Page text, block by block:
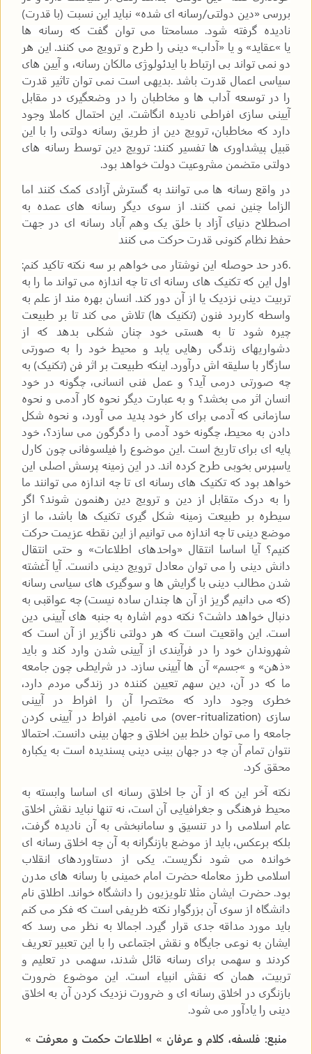
بررسی «دین دولتی/رسانه ای شده» نباید این نسبت (با قدرت)
نادیده گرفته شود. مسامحتا می توان گفت که رسانه ها
یا «عقاید» و یا «آداب» دینی را طرح و ترویج می کنند. این هر
دو نمی تواند بی ارتباط با ایدئولوژی مالکان رسانه، و آیین های
سیاسی اعمال قدرت باشد .بدیهی است نمی توان تاثیر قدرت
را در توسعه آداب ها و مخاطبان را در وضعگیری در مقابل
آیینی سازی افراطی نادیده انگاشت. این احتمال کاملا وجود
دارد که مخاطبان، ترویج دین از طریق رسانه دولتی را با این
قبیل پیشداوری ها تفسیر کنند: ترویج دین توسط رسانه های
دولتی متضمن مشروعیت دولت خواهد بود.
در واقع رسانه ها می توانند به گسترش آزادی کمک کنند اما
الزاما چنین نمی کنند. از سوی دیگر رسانه های عمده به
اصطلاح دنیای آزاد با خلق یک وهم آباد رسانه ای در جهت
حفظ نظام کنونی قدرت حرکت می کنند
6.در حد حوصله این نوشتار می خواهم بر سه نکته تاکید کنم:
اول این که تکنیک های رسانه ای تا چه اندازه می تواند ما را به
تربیت دینی نزدیک یا از آن دور کند. انسان بهره مند از علم به
واسطه کاربرد فنون (تکنیک ها) تلاش می کند تا بر طبیعت
چیره شود تا به هستی خود چنان شکلی بدهد که از
دشواریهای زندگی رهایی یابد و محیط خود را به صورتی
سازگار با سلیقه اش درآورد. اینکه طبیعت بر اثر فن (تکنیک) به
چه صورتی درمی آید؟ و عمل فنی انسانی، چگونه در خود
انسان اثر می بخشد؟ و به عبارت دیگر نحوه کار آدمی و نحوه
سازمانی که آدمی برای کار خود پدید می آورد، و نحوه شکل
دادن به محیط، چگونه خود آدمی را دگرگون می سازد؟، خود
پایه ای برای تاریخ است .این موضوع را فیلسوفانی چون کارل
یاسپرس بخوبی طرح کرده اند. در این زمینه پرسش اصلی این
خواهد بود که تکنیک های رسانه ای تا چه اندازه می توانند ما
را به درک متقابل از دین و ترویج دین رهنمون شوند؟ اگر
سیطره بر طبیعت زمینه شکل گیری تکنیک ها باشد، ما از
موضع دینی تا چه اندازه می توانیم از این نقطه عزیمت حرکت
کنیم؟ آیا اساسا انتقال «واحدهای اطلاعات» و حتی انتقال
دانش دینی را می توان معادل ترویج دینی دانست. آیا آغشته
شدن مطالب دینی با گرایش ها و سوگیری های سیاسی رسانه
(که می دانیم گریز از آن ها چندان ساده نیست) چه عواقبی به
دنبال خواهد داشت؟ نکته دوم اشاره به جنبه های آیینی دین
است. این واقعیت است که هر دولتی ناگزیر از آن است که
شهروندان خود را در فرآیندی از آیینی شدن وارد کند و باید
«ذهن» و «جسم» آن ها آیینی سازد. در شرایطی چون جامعه
ما که در آن، دین سهم تعیین کننده در زندگی مردم دارد،
خطری وجود دارد که مختصرا آن را افراط در آیینی
سازی (over-ritualization) می نامیم. افراط در آیینی کردن
جامعه را می توان خلط بین اخلاق و جهان بینی دانست. احتمالا
نتوان تمام آن چه در جهان بینی دینی پسندیده است به یکباره
محقق کرد.
نکته آخر این که از آن جا اخلاق رسانه ای اساسا وابسته به
محیط فرهنگی و جغرافیایی آن است، نه تنها نباید نقش اخلاق
عام اسلامی را در تنسیق و سامانبخشی به آن نادیده گرفت،
بلکه برعکس، باید از موضع بازنگرانه به آن چه اخلاق رسانه ای
خوانده می شود نگریست. یکی از دستاوردهای انقلاب
اسلامی طرز معامله حضرت امام خمینی با رسانه های مدرن
بود. حضرت ایشان مثلا تلویزیون را دانشگاه خواند. اطلاق نام
دانشگاه از سوی آن بزرگوار نکته ظریفی است که فکر می کنم
باید مورد مداقه جدی قرار گیرد. اجمالا به نظر می رسد که
ایشان به نوعی جایگاه و نقش اجتماعی را با این تعبیر تعریف
کردند و سهمی برای رسانه قائل شدند، سهمی در تعلیم و
تربیت، همان که نقش انبیاء است. این موضوع ضرورت
بازنگری در اخلاق رسانه ای و ضرورت نزدیک کردن آن به اخلاق
دینی را یادآور می شود.
منبع: فلسفه، کلام و عرفان » اطلاعات حکمت و معرفت »